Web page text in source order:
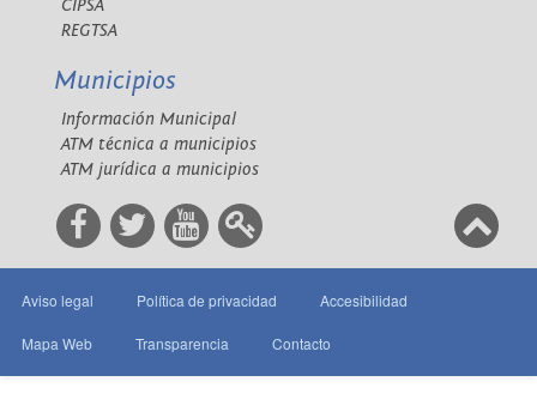
CIPSA
REGTSA
Municipios
Información Municipal
ATM técnica a municipios
ATM jurídica a municipios
Aviso legal Política de privacidad Accesibilidad
Mapa Web Transparencia Contacto